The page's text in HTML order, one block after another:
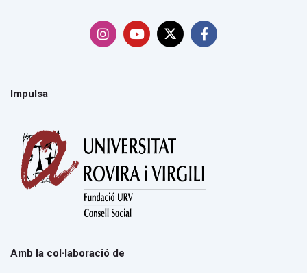
Impulsa
Amb la col·laboració de